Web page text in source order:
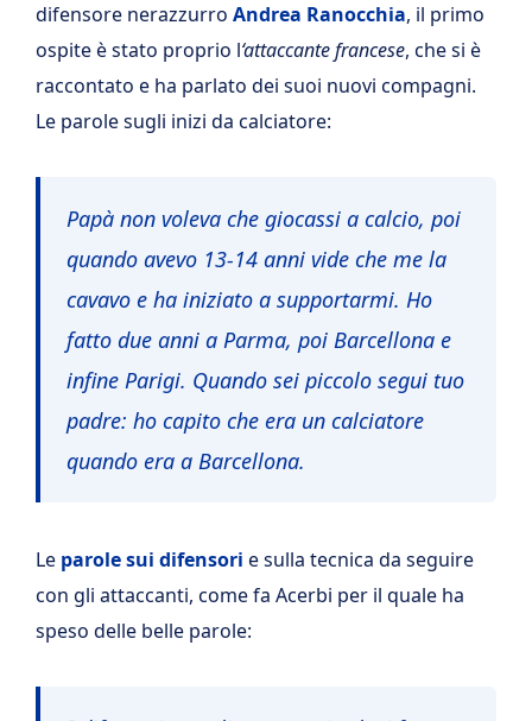
difensore nerazzurro Andrea Ranocchia, il primo
ospite è stato proprio l‘attaccante francese, che si è
raccontato e ha parlato dei suoi nuovi compagni.
Le parole sugli inizi da calciatore:
Papà non voleva che giocassi a calcio, poi
quando avevo 13-14 anni vide che me la
cavavo e ha iniziato a supportarmi. Ho
fatto due anni a Parma, poi Barcellona e
infine Parigi. Quando sei piccolo segui tuo
padre: ho capito che era un calciatore
quando era a Barcellona.
Le parole sui difensori e sulla tecnica da seguire
con gli attaccanti, come fa Acerbi per il quale ha
speso delle belle parole: